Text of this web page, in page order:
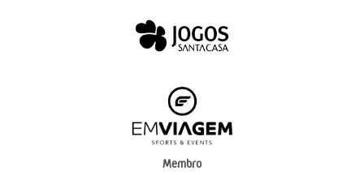
Membro